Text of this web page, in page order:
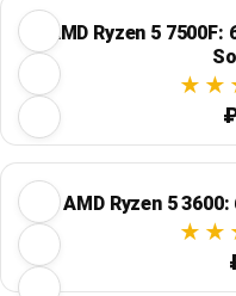
AMD Ryzen 5
AMD Ryzen 5